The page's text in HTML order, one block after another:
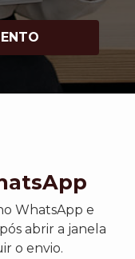
WhatsApp e
abrir a janela
o envio.